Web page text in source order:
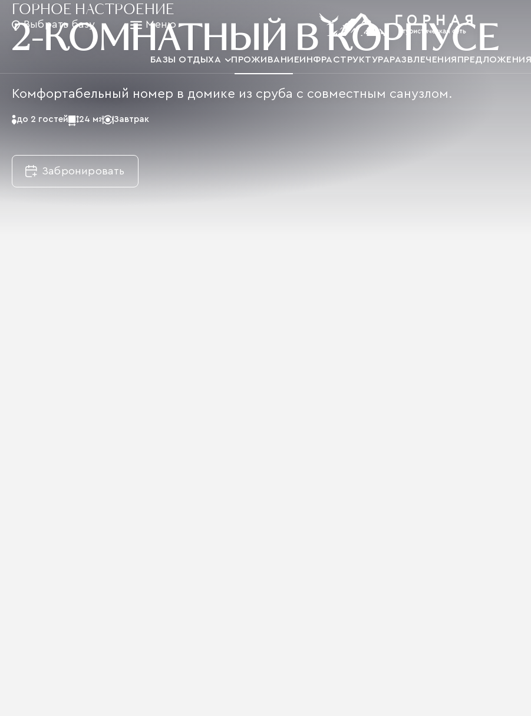
Выбрать базу Меню
БАЗЫ ОТДЫХА ПРОЖИВАНИЕИНФРАСТРУКТУРАРАЗВЛЕЧЕНИЯПРЕДЛОЖЕНИЯ
ГОРНОЕ НАСТРОЕНИЕ
2-КОМНАТНЫЙ В КОРПУСЕ
Комфортабельный номер в домике из сруба с совместным санузлом.
до 2 гостей 24 м2 Завтрак
Забронировать